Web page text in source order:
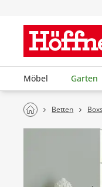
Möbel Garten
Betten